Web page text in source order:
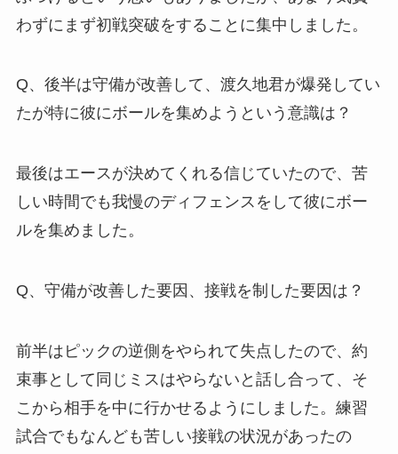
わずにまず初戦突破をすることに集中しました。
Q、後半は守備が改善して、渡久地君が爆発してい
たが特に彼にボールを集めようという意識は？
最後はエースが決めてくれる信じていたので、苦
しい時間でも我慢のディフェンスをして彼にボー
ルを集めました。
Q、守備が改善した要因、接戦を制した要因は？
前半はピックの逆側をやられて失点したので、約
束事として同じミスはやらないと話し合って、そ
こから相手を中に行かせるようにしました。練習
試合でもなんども苦しい接戦の状況があったの